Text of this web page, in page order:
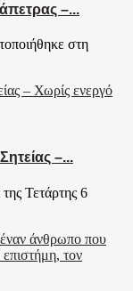
–...
στη
–...
Τετάρτης 6